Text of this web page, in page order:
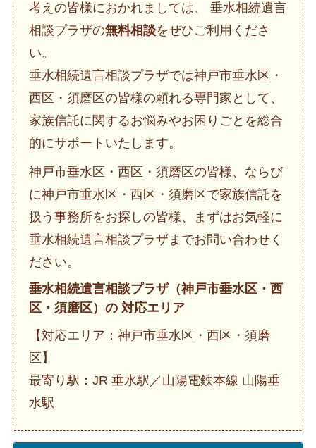
考えの皆様におかれましては、 垂水相続遺言
相談プラザの無料相談をぜひご利用くださ
い。
垂水相続遺言相談プラザでは神戸市垂水区・
西区・須磨区の皆様の頼れる専門家として、
家族信託に関するお悩みやお困りごとを総合
的にサポートいたします。
神戸市垂水区・西区・須磨区の皆様、ならび
に神戸市垂水区・西区・須磨区で家族信託を
扱う事務所をお探しの皆様、まずはお気軽に
垂水相続遺言相談プラザまでお問い合わせく
ださい。
垂水相続遺言相談プラザ（神戸市垂水区・西
区・須磨区）の 対応エリア
【対応エリア：神戸市垂水区・西区・須磨
区】
最寄り駅：JR 垂水駅／山陽電鉄本線 山陽垂
水駅